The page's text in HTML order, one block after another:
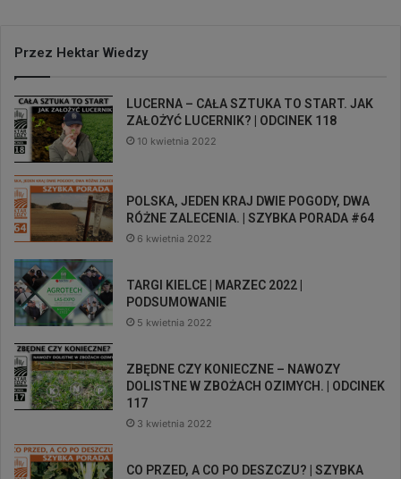
Przez Hektar Wiedzy
LUCERNA – CAŁA SZTUKA TO START. JAK
ZAŁOŻYĆ LUCERNIK? | ODCINEK 118
10 kwietnia 2022
POLSKA, JEDEN KRAJ DWIE POGODY, DWA
RÓŻNE ZALECENIA. | SZYBKA PORADA #64
6 kwietnia 2022
TARGI KIELCE | MARZEC 2022 |
PODSUMOWANIE
5 kwietnia 2022
ZBĘDNE CZY KONIECZNE – NAWOZY
DOLISTNE W ZBOŻACH OZIMYCH. | ODCINEK
117
3 kwietnia 2022
CO PRZED, A CO PO DESZCZU? | SZYBKA